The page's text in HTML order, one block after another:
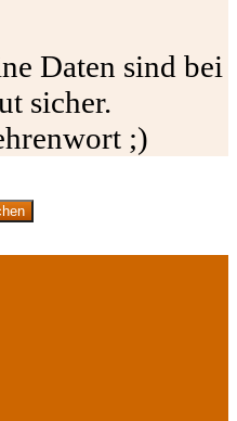
Daten sind bei
sicher.
;)